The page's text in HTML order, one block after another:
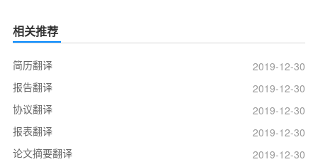
相关推荐
简历翻译
2019-12-30
报告翻译
2019-12-30
协议翻译
2019-12-30
报表翻译
2019-12-30
论文摘要翻译
2019-12-30